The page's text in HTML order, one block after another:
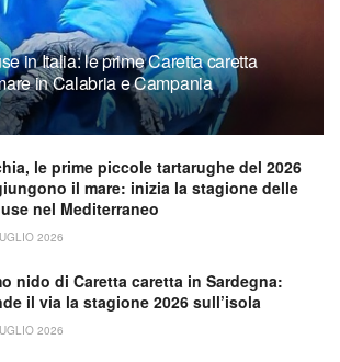
in Italia: le prime Caretta caretta
in Calabria e Campania
le prime piccole tartarughe del 2026
il mare: inizia la stagione delle
nel Mediterraneo
2026
nido di Caretta caretta in Sardegna:
il via la stagione 2026 sull’isola
2026